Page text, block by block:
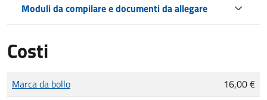
Moduli da compilare e documenti da allegare
Costi
Tipo di pagamento
Importo
Marca da bollo 16,00 €